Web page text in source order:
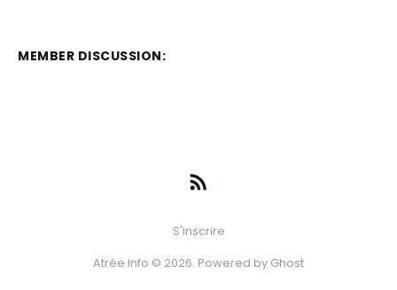
MEMBER DISCUSSION:
S'inscrire
Atrée Info © 2026. Powered by Ghost